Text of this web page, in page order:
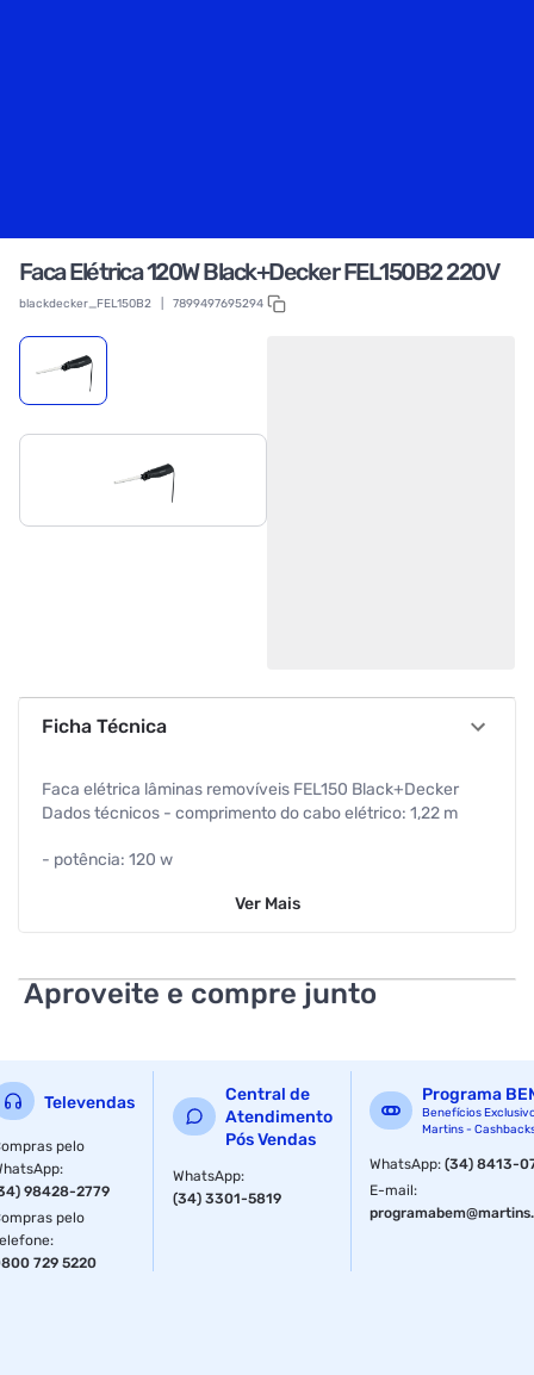
Faca Elétrica 120W Black+Decker FEL150B2 220V
blackdecker_FEL150B2 7899497695294
Ficha Técnica
Faca elétrica lâminas removíveis FEL150 Black+Decker
Dados técnicos - comprimento do cabo elétrico: 1,22 m
- potência: 120 w
- certificado inmetro: bra20-00083
alimentos mais rígidos.
- leve, fácil de utilizar e com design super ergonômico.
Especificações
Voltagem do Produto 220 V
Ver Mais
Aproveite e compre junto
Televendas
pelo
:
98428-2779
pelo
:
729 5220
Central de
Atendimento
Pós Vendas
WhatsApp:
(34) 3301-5819
Programa
Benefícios
Martins -
WhatsApp:(34) 8413-
E-mail: